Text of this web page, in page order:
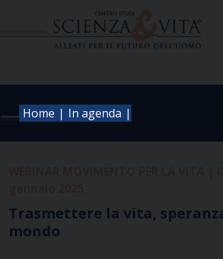
Home | In agenda |
Trasmettere la vita,
mondo